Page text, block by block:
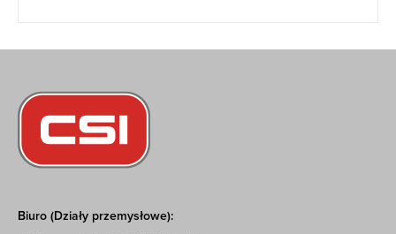
Biuro (Działy przemysłowe):